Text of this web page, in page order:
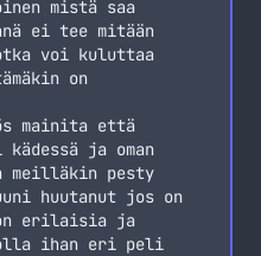
mistä saa
ei tee mitään
voi kuluttaa
on
mainita että
ja oman
meilläkin pesty
huutanut jos on
erilaisia ja
ihan eri peli